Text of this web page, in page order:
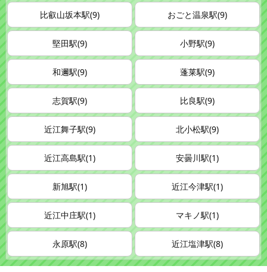
比叡山坂本駅(9) おごと温泉駅(9)
堅田駅(9) 小野駅(9)
和邇駅(9) 蓬莱駅(9)
志賀駅(9) 比良駅(9)
近江舞子駅(9) 北小松駅(9)
近江高島駅(1) 安曇川駅(1)
新旭駅(1) 近江今津駅(1)
近江中庄駅(1) マキノ駅(1)
永原駅(8) 近江塩津駅(8)